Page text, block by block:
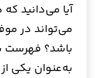
آیا می‌دانید
می‌تواند در
باشد؟ فهرست
به‌عنوان یکی